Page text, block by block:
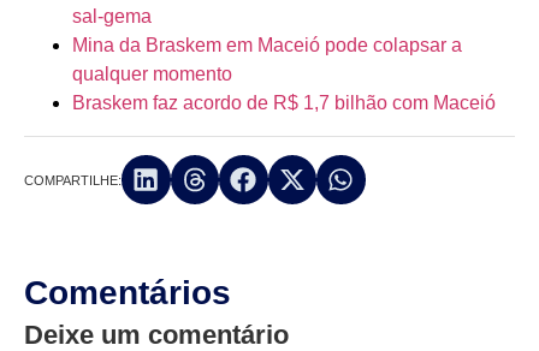
sal-gema
Mina da Braskem em Maceió pode colapsar a
qualquer momento
Braskem faz acordo de R$ 1,7 bilhão com Maceió
COMPARTILHE:
Comentários
Deixe um comentário